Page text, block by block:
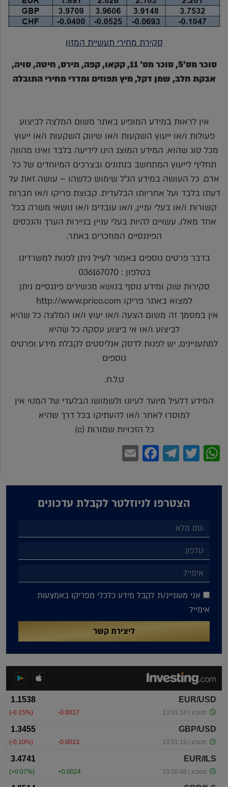
סקירת מחירי תעשיית המזון
סוכר מס'5, סוכר מס' 11, קקאו, קפה, תירס, חיטה, סויה,
אבקת חלב, שמן דקל, מיץ תפוזים ומדדי מחירי התובלה
אין לראות במידע המופיע באתר משום המלצה לביצוע
פעולות ו/או ייעוץ השקעות ו/או שיווק השקעות ו/או ייעוץ
מכל סוג שהוא. המידע המוצג הינו לידיעה בלבד ואינו מהווה
תחליף לייעוץ המתחשב בנתונים ובצרכים המיוחדים של כל
אדם. כל העושה במידע הנ"ל שימוש כלשהו – עושה זאת על
דעתו בלבד ועל אחריותו הבלעדית. קבוצת פריקו ו/או חברות
קשורות ו/או בעלי עניין, ו/או עובדים ו/או נושאי משרה בכל
אחד מאלו, עשויים להיות בעלי עניין בניירות הערך והנכסים
הפיננסיים המוזכרים באתר.
בדבר פרטים נוספים באמור לעייל ניתן לפנות למשרדינו
בטלפון : 036167070
סקירות שוק ומידע נוסף בנושא מכשירים פיננסיים ניתן
למצוא באתר פריקו http://www.prico.com
אין במסמך זה משום הצעה ו/או יעוץ ו/או המלצה כל שהיא
לביצוע ו/או אי ביצוע עסקה כל שהיא
למתעניינים, יש לפנות לדסק אנליסטים לקבלת מידע ופרטים
נוספים
ט.ל.ח.
המידע דלעיל מיועד לעיונו ולשמושו הבלעדי של המנוי אין
למוסרו לאחר ו/או להעתיקו בכל דרך שהיא
כל הזכויות שמורות (c)
WhatsApp
Twitter
Telegram
Facebook
הצטרפו לניוזלטר לקבלת עדכונים
אני מעוניינ/ת לקבל מידע כלכלי מפריקו באמצעות
אימייל
ליצירת קשר